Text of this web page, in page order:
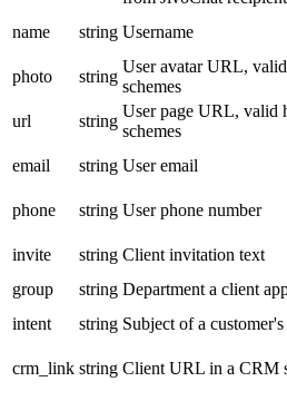
name string Username
photo
string
User avatar URL,
schemes
url
string
User page URL, valid
schemes
email
string User email
phone
string User phone number
invite
string Client invitation text
group
string Department a client
intent
string Subject of a customer's
crm_link string Client URL in a CRM